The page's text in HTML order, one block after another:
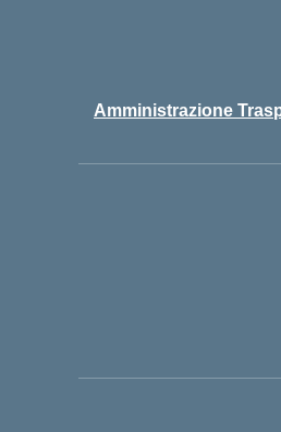
Amministrazione